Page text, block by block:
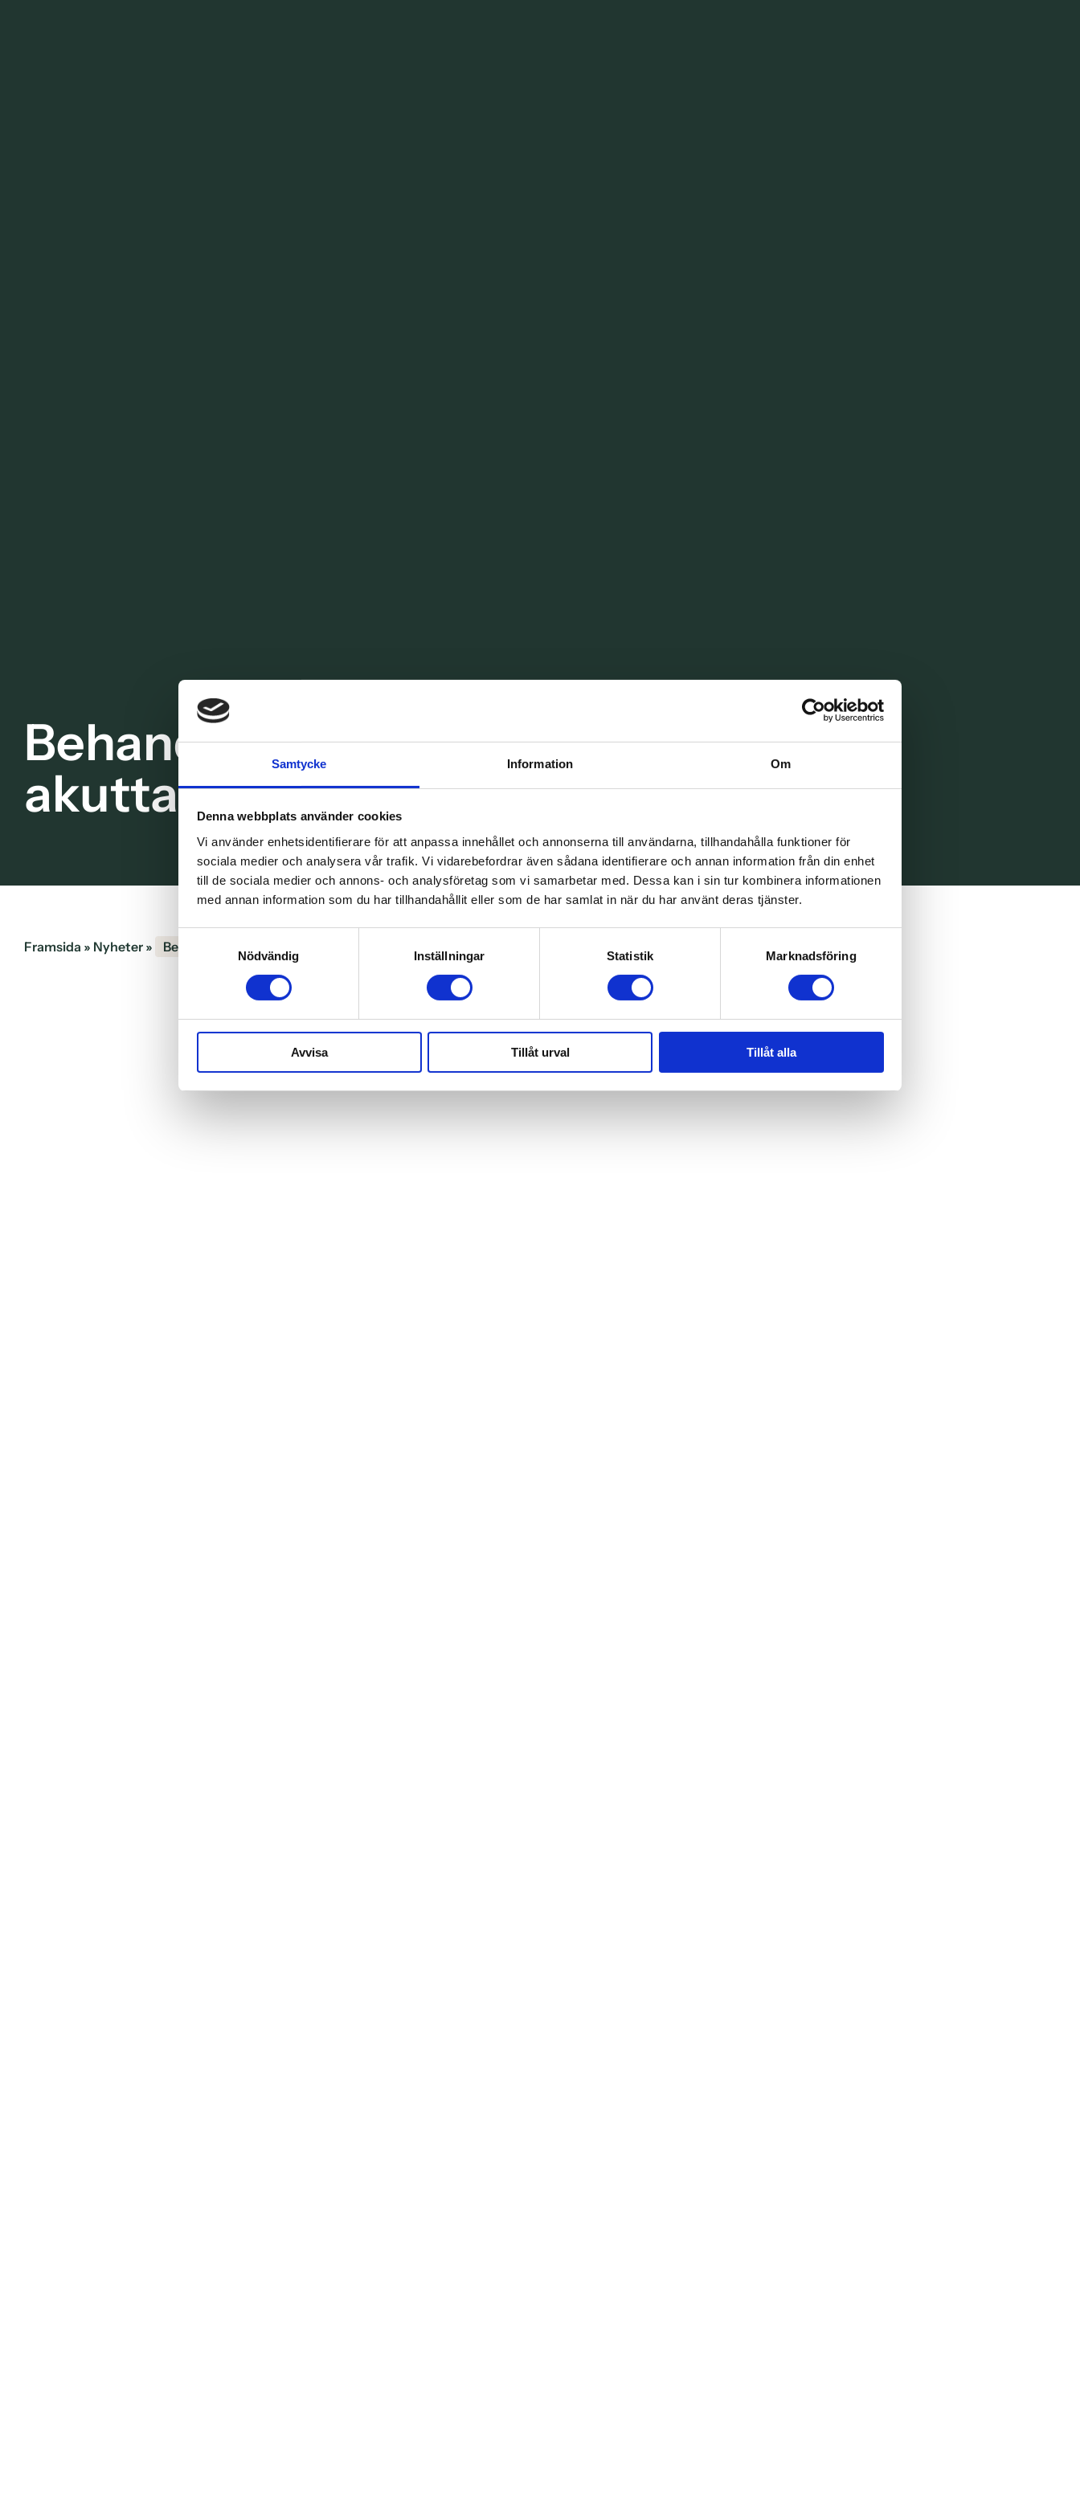
Samtycke Information Om
Denna webbplats använder cookies
Vi använder enhetsidentifierare för att anpassa innehållet och annonserna till användarna, tillhandahålla funktioner för
sociala medier och analysera vår trafik. Vi vidarebefordrar även sådana identifierare och annan information från din enhet
till de sociala medier och annons- och analysföretag som vi samarbetar med. Dessa kan i sin tur kombinera informationen
med annan information som du har tillhandahållit eller som de har samlat in när du har använt deras tjänster.
Nödvändig
Inställningar Statistik Marknadsföring
Avvisa Tillåt urval Tillåt alla
Behandla med rotfyllning hos
akuttandläkare i Malmö
Framsida » Nyheter» Behandla med rotfyllning hos akuttandläkare i Malmö